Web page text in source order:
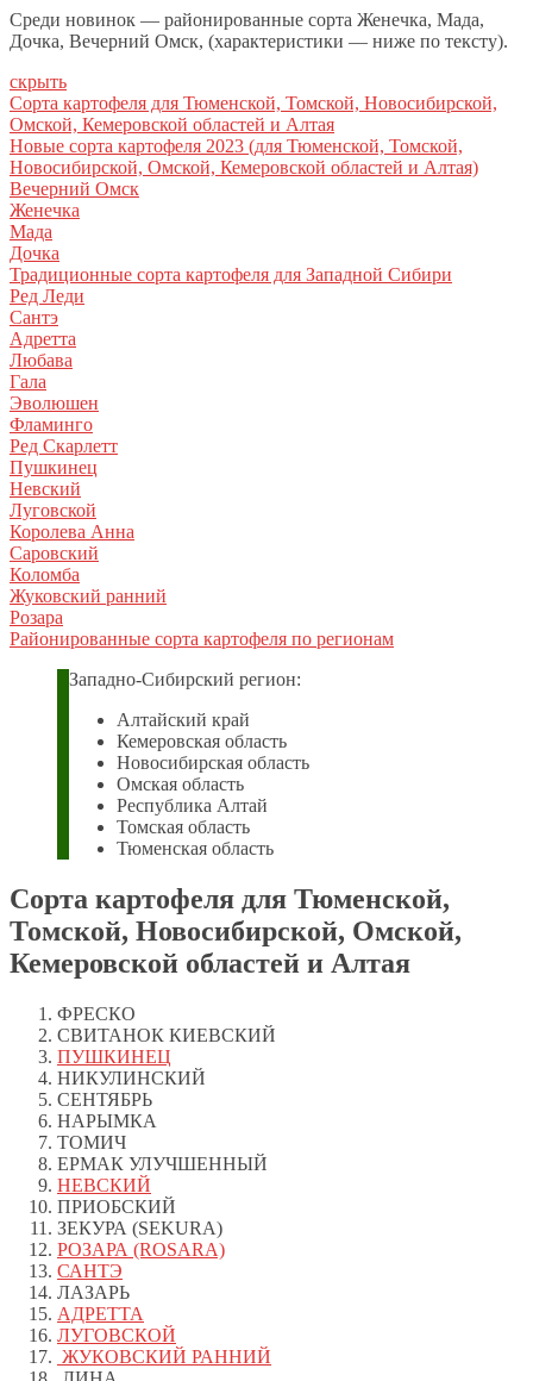
Среди новинок — районированные сорта Женечка, Мада,
Дочка, Вечерний Омск, (характеристики — ниже по тексту).
скрыть
Сорта картофеля для Тюменской, Томской, Новосибирской,
Омской, Кемеровской областей и Алтая
Новые сорта картофеля 2023 (для Тюменской, Томской,
Новосибирской, Омской, Кемеровской областей и Алтая)
Вечерний Омск
Женечка
Мада
Дочка
Традиционные сорта картофеля для Западной Сибири
Ред Леди
Сантэ
Адретта
Любава
Гала
Эволюшен
Фламинго
Ред Скарлетт
Пушкинец
Невский
Луговской
Королева Анна
Саровский
Коломба
Жуковский ранний
Розара
Районированные сорта картофеля по регионам
Западно-Сибирский регион:
Алтайский край
Кемеровская область
Новосибирская область
Омская область
Республика Алтай
Томская область
Тюменская область
Сорта картофеля для Тюменской,
Томской, Новосибирской, Омской,
Кемеровской областей и Алтая
ФРЕСКО
СВИТАНОК КИЕВСКИЙ
ПУШКИНЕЦ
НИКУЛИНСКИЙ
СЕНТЯБРЬ
НАРЫМКА
ТОМИЧ
ЕРМАК УЛУЧШЕННЫЙ
НЕВСКИЙ
ПРИОБСКИЙ
ЗЕКУРА (SEKURA)
РОЗАРА (ROSARA)
САНТЭ
ЛАЗАРЬ
АДРЕТТА
ЛУГОВСКОЙ
ЖУКОВСКИЙ РАННИЙ